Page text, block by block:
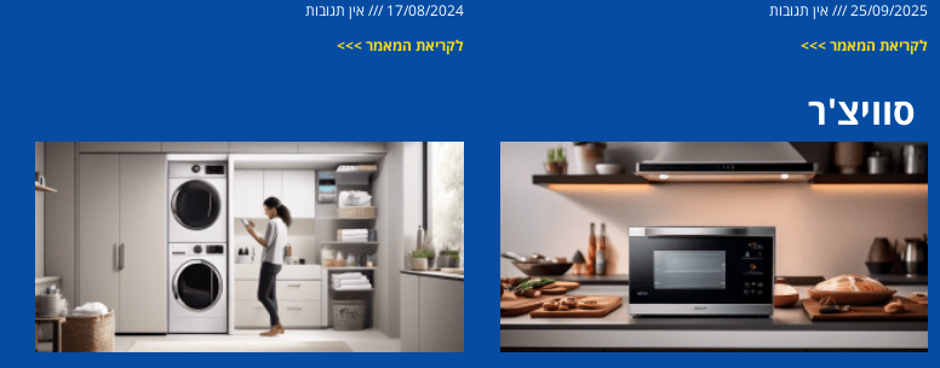
25/09/2025
אין תגובות
לקריאת המאמר >>>
17/08/2024
אין תגובות
לקריאת המאמר >>>
סוויצ'ר